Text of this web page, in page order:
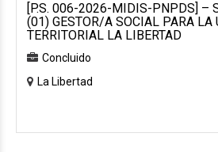
[P.S. 006-2026-MIDIS-PNPDS] –
(01) GESTOR/A SOCIAL PARA LA
TERRITORIAL LA LIBERTAD
Concluido
La Libertad